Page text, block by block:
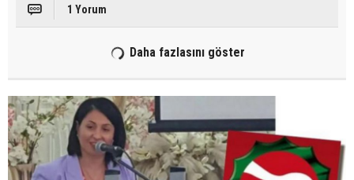
1 Yorum
Daha fazlasını göster